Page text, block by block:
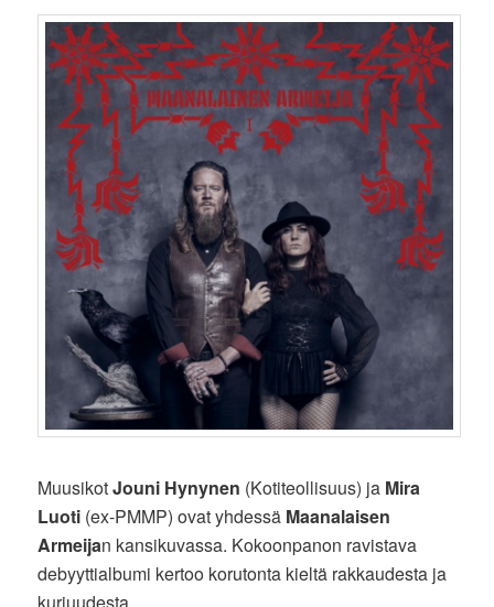
MuusikotJouni Hynynen (Kotiteollisuus) ja Mira
Luoti (ex-PMMP) ovat yhdessä Maanalaisen
Armeijan kansikuvassa. Kokoonpanon ravistava
debyyttialbumi kertoo korutonta kieltä rakkaudesta ja